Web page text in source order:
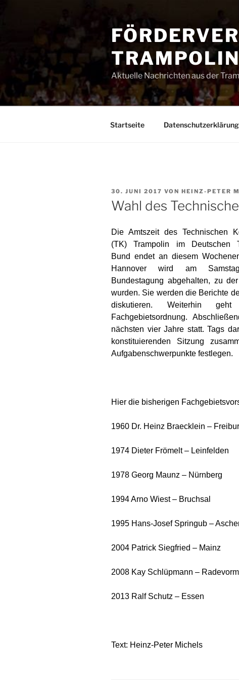
Aktuelle Nachrichten aus der
Startseite Datenschutzerklärung
VERÖFFENTLICHT
AM
30. JUNI 2017 VON HEINZ-PETER
Wahl des
Die Amtszeit des Technischen
(TK) Trampolin im Deutschen
Bund endet an diesem
Hannover wird am
Bundestagung abgehalten, zu
wurden. Sie werden die Berichte
diskutieren. Weiterhin
Fachgebietsordnung.
nächsten vier Jahre statt. Tags
konstituierenden Sitzung
Aufgabenschwerpunkte festlegen.
Hier die bisherigen
1960 Dr. Heinz Braecklein –
1974 Dieter Frömelt – Leinfelden
1978 Georg Maunz – Nürnberg
1994 Arno Wiest – Bruchsal
1995 Hans-Josef Springub –
2004 Patrick Siegfried – Mainz
2008 Kay Schlüpmann –
2013 Ralf Schutz – Essen
Text: Heinz-Peter Michels